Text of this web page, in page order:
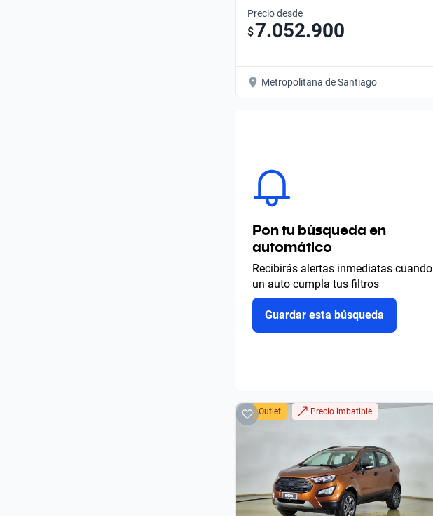
Precio desde
$7.052.900
Metropolitana de Santiago
Pon tu búsqueda en
automático
Recibirás alertas inmediatas cuando
un auto cumpla tus filtros
Guardar esta búsqueda
Outlet Precio imbatible